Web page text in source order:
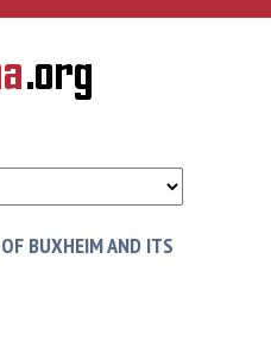
BUXHEIM AND ITS